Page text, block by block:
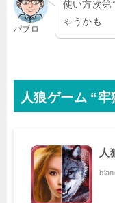
パブロ
使い方次第
ゃうかも
人狼ゲーム “牢
人